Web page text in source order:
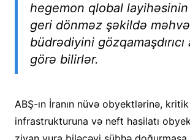
hegemon qlobal
geri dönməz şəkildə
büdrədiyini gözqamaşdırıcı
görə bilirlər.
ABŞ-ın İranın nüvə obyektlərinə, kritik
infrastrukturuna və neft hasilatı